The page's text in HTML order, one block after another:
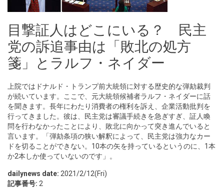
目撃証人はどこにいる？ 民主
党の訴追事由は「敗北の処方
箋」とラルフ・ネイダー
上院ではドナルド・トランプ前大統領に対する歴史的な弾劾裁判
が続いています。ここで、元大統領候補者ラルフ・ネイダーに話
を聞きます。長年にわたり消費者の権利を訴え、企業活動批判を
行ってきました。彼は、民主党は審議手続きを急ぎすぎ、証人喚
問を行わなかったことにより、敗北に向かって突き進んでいると
言います。「弾劾条項の狭い解釈によって、民主党は強力なカー
ドを切ることができない。10本の矢を持っているというのに、1本
か2本しか使っていないのです」。
dailynews date: 2021/2/12(Fri)
記事番号: 2